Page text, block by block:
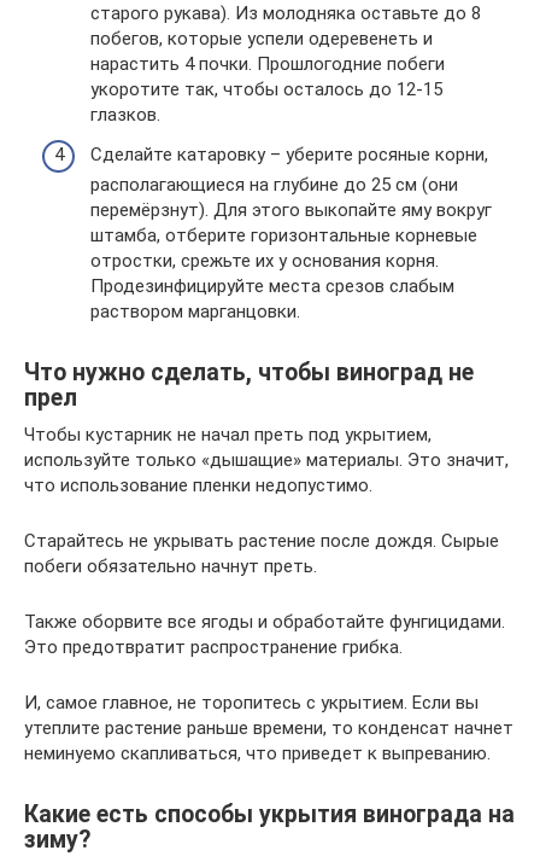
старого рукава). Из молодняка оставьте до 8
побегов, которые успели одеревенеть и
нарастить 4 почки. Прошлогодние побеги
укоротите так, чтобы осталось до 12-15
глазков.
Сделайте катаровку – уберите росяные корни,
располагающиеся на глубине до 25 см (они
перемёрзнут). Для этого выкопайте яму вокруг
штамба, отберите горизонтальные корневые
отростки, срежьте их у основания корня.
Продезинфицируйте места срезов слабым
раствором марганцовки.
Что нужно сделать, чтобы виноград не
прел
Чтобы кустарник не начал преть под укрытием,
используйте только «дышащие» материалы. Это значит,
что использование пленки недопустимо.
Старайтесь не укрывать растение после дождя. Сырые
побеги обязательно начнут преть.
Также оборвите все ягоды и обработайте фунгицидами.
Это предотвратит распространение грибка.
И, самое главное, не торопитесь с укрытием. Если вы
утеплите растение раньше времени, то конденсат начнет
неминуемо скапливаться, что приведет к выпреванию.
Какие есть способы укрытия винограда на
зиму?